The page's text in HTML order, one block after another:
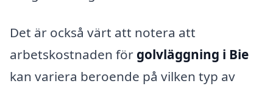
Det är också värt att notera att
arbetskostnaden för golvläggning i Bie
kan variera beroende på vilken typ av